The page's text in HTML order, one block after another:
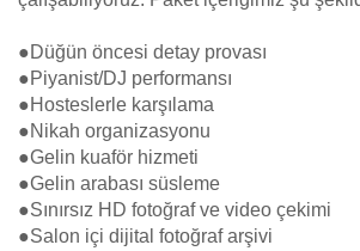
●Düğün öncesi detay provası
●Piyanist/DJ performansı
●Hosteslerle karşılama
●Nikah organizasyonu
●Gelin kuaför hizmeti
●Gelin arabası süsleme
●Sınırsız HD fotoğraf ve video çekimi
●Salon içi dijital fotoğraf arşivi